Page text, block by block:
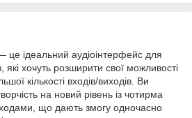
це ідеальний аудіоінтерфейс для
які хочуть розширити свої можливості
кількості входів/виходів. Ви
на новий рівень із чотирма
що дають змогу одночасно